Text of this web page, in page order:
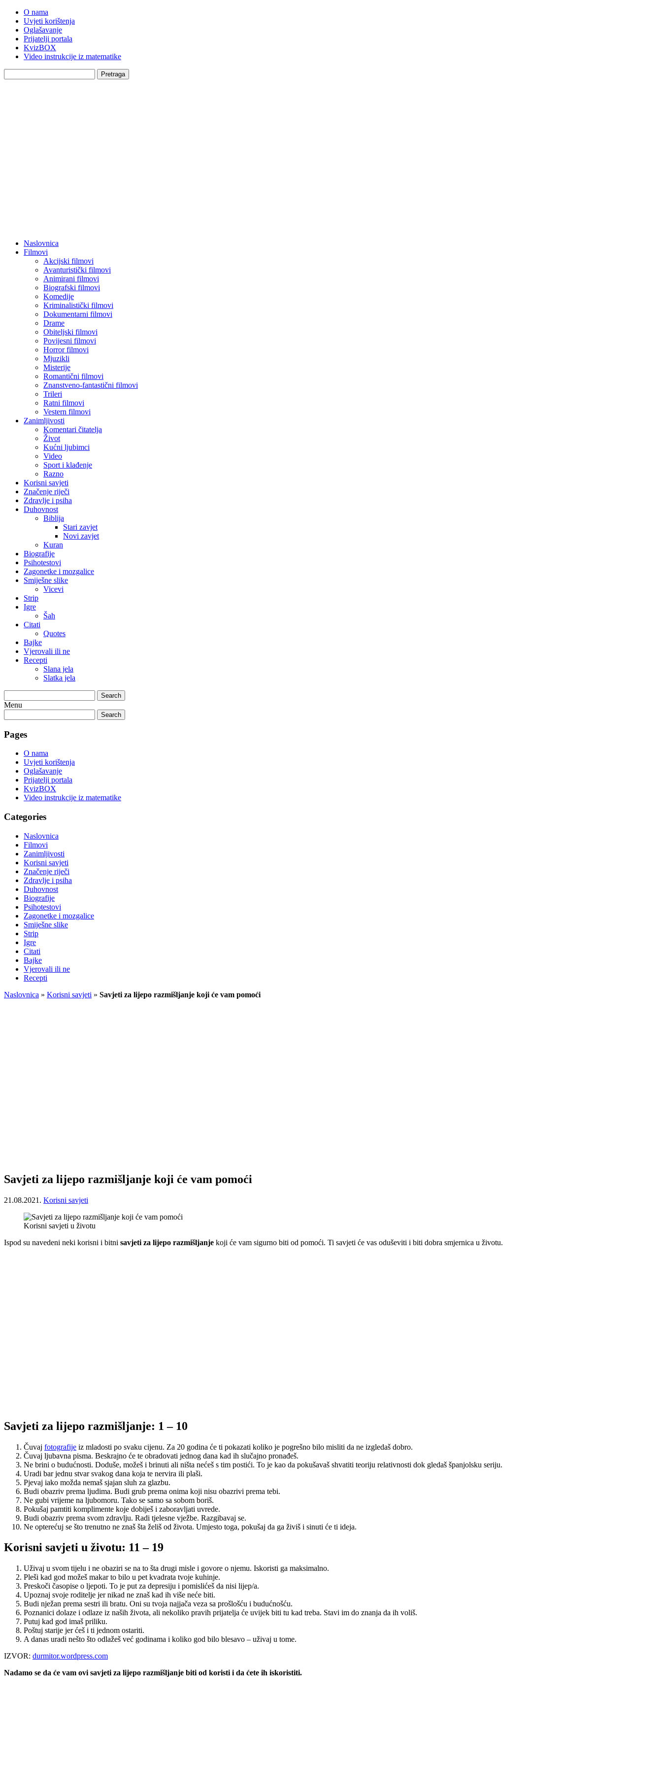
O nama
Uvjeti korištenja
Oglašavanje
Prijatelji portala
KvizBOX
Video instrukcije iz matematike
Pretraga
Naslovnica
Filmovi
Akcijski filmovi
Avanturistički filmovi
Animirani filmovi
Biografski filmovi
Komedije
Kriminalistički filmovi
Dokumentarni filmovi
Drame
Obiteljski filmovi
Povijesni filmovi
Horror filmovi
Mjuzikli
Misterije
Romantični filmovi
Znanstveno-fantastični filmovi
Trileri
Ratni filmovi
Vestern filmovi
Zanimljivosti
Komentari čitatelja
Život
Kućni ljubimci
Video
Sport i klađenje
Razno
Korisni savjeti
Značenje riječi
Zdravlje i psiha
Duhovnost
Biblija
Stari zavjet
Novi zavjet
Kuran
Biografije
Psihotestovi
Zagonetke i mozgalice
Smiješne slike
Vicevi
Strip
Igre
Šah
Citati
Quotes
Bajke
Vjerovali ili ne
Recepti
Slana jela
Slatka jela
Search
Menu
Search
Pages
O nama
Uvjeti korištenja
Oglašavanje
Prijatelji portala
KvizBOX
Video instrukcije iz matematike
Categories
Naslovnica
Filmovi
Zanimljivosti
Korisni savjeti
Značenje riječi
Zdravlje i psiha
Duhovnost
Biografije
Psihotestovi
Zagonetke i mozgalice
Smiješne slike
Strip
Igre
Citati
Bajke
Vjerovali ili ne
Recepti
Naslovnica » Korisni savjeti » Savjeti za lijepo razmišljanje koji će vam pomoći
Savjeti za lijepo razmišljanje koji će vam pomoći
21.08.2021. Korisni savjeti
Korisni savjeti u životu
Ispod su navedeni neki korisni i bitni savjeti za lijepo razmišljanje koji će vam sigurno biti od pomoći. Ti savjeti će vas oduševiti i biti dobra smjernica u životu.
Savjeti za lijepo razmišljanje: 1 – 10
Čuvaj fotografije iz mladosti po svaku cijenu. Za 20 godina će ti pokazati koliko je pogrešno bilo misliti da ne izgledaš dobro.
Čuvaj ljubavna pisma. Beskrajno će te obradovati jednog dana kad ih slučajno pronađeš.
Ne brini o budućnosti. Doduše, možeš i brinuti ali ništa nećeš s tim postići. To je kao da pokušavaš shvatiti teoriju relativnosti dok gledaš španjolsku seriju.
Uradi bar jednu stvar svakog dana koja te nervira ili plaši.
Pjevaj iako možda nemaš sjajan sluh za glazbu.
Budi obazriv prema ljudima. Budi grub prema onima koji nisu obazrivi prema tebi.
Ne gubi vrijeme na ljubomoru. Tako se samo sa sobom boriš.
Pokušaj pamtiti komplimente koje dobiješ i zaboravljati uvrede.
Budi obazriv prema svom zdravlju. Radi tjelesne vježbe. Razgibavaj se.
Ne opterećuj se što trenutno ne znaš šta želiš od života. Umjesto toga, pokušaj da ga živiš i sinuti će ti ideja.
Korisni savjeti u životu: 11 – 19
Uživaj u svom tijelu i ne obaziri se na to šta drugi misle i govore o njemu. Iskoristi ga maksimalno.
Pleši kad god možeš makar to bilo u pet kvadrata tvoje kuhinje.
Preskoči časopise o ljepoti. To je put za depresiju i pomislićeš da nisi lijep/a.
Upoznaj svoje roditelje jer nikad ne znaš kad ih više neće biti.
Budi nježan prema sestri ili bratu. Oni su tvoja najjača veza sa prošlošću i budućnošću.
Poznanici dolaze i odlaze iz naših života, ali nekoliko pravih prijatelja će uvijek biti tu kad treba. Stavi im do znanja da ih voliš.
Putuj kad god imaš priliku.
Poštuj starije jer ćeš i ti jednom ostariti.
A danas uradi nešto što odlažeš već godinama i koliko god bilo blesavo – uživaj u tome.
IZVOR: durmitor.wordpress.com
Nadamo se da će vam ovi savjeti za lijepo razmišljanje biti od koristi i da ćete ih iskoristiti.